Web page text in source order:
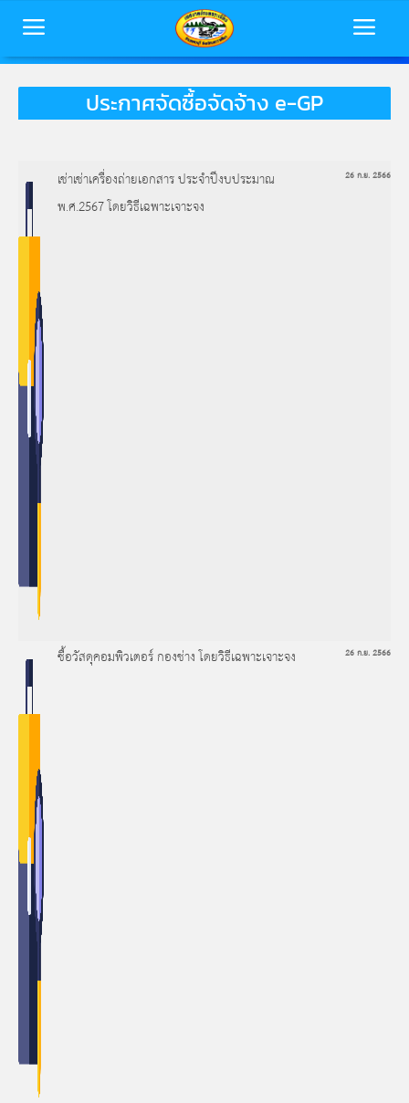
หน้าหลัก
บุคลากร
ติดต่อเทศบาล
ประกาศจัดซื้อจัดจ้าง e-GP
เช่าเช่าเครื่องถ่ายเอกสาร ประจำปีงบประมาณ
พ.ศ.2567 โดยวิธีเฉพาะเจาะจง
26 ก.ย. 2566
ซื้อวัสดุคอมพิวเตอร์ กองช่าง โดยวิธีเฉพาะเจาะจง 26 ก.ย. 2566